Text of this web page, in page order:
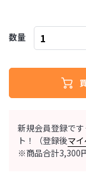
新規会員登録で
ト！（登録後マ
※商品合計3,300
数量